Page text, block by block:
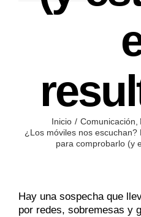
Inicio Comunicación
¿Los móviles nos
para comprobarlo (y
Hay una sospecha que
por redes, sobremesas y